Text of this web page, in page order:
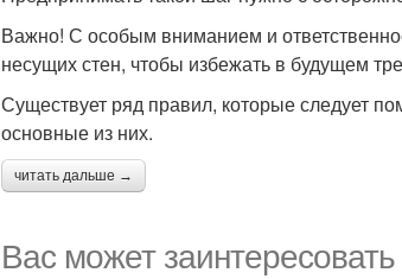
Важно! С особым вниманием и
несущих стен, чтобы избежать в будущем
Существует ряд правил, которые следует
основные из них.
читать дальше →
Вас может заинтересовать